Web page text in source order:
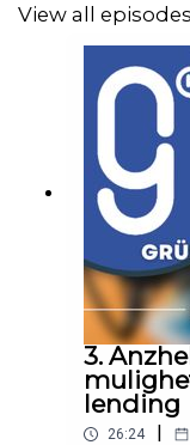
https://
https://
https://
Lenke til
https://
Lenker til Berg
Humble
Entrepreneurs
View all episodes
3.
lending
26:24